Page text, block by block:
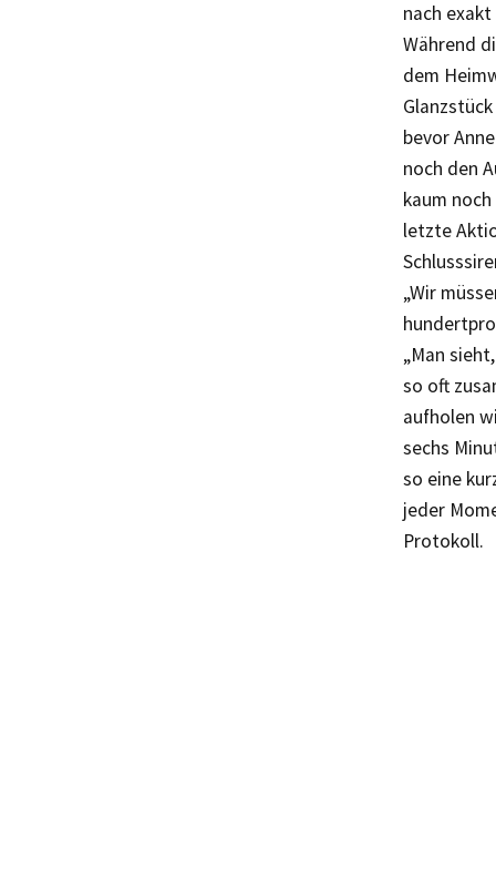
nach
Während
dem
bevor
noch den
kaum
letzte
„Wir
„Man
so oft
aufholen
sechs
so eine
jeder
Protokoll.